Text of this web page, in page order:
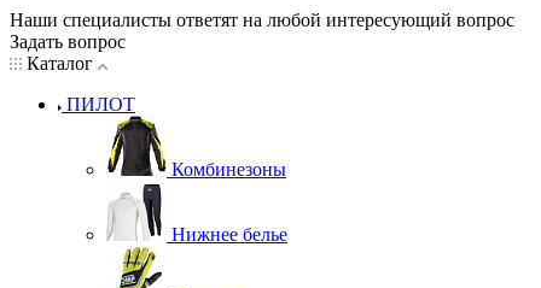
Наши специалисты ответят на любой интересующий вопрос
Задать вопрос
Каталог
ПИЛОТ
Комбинезоны
Нижнее белье